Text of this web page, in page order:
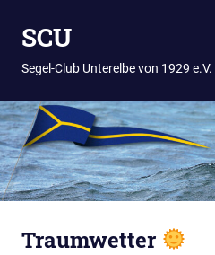
InhaltSCU
Segel-Club Unterelbe von 1929 e.V.
Traumwetter